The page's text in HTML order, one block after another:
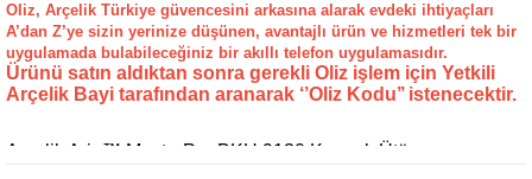
Oliz, Arçelik Türkiye güvencesini arkasına alarak evdeki ihtiyaçları
A’dan Z’ye sizin yerinize düşünen, avantajlı ürün ve hizmetleri tek bir
uygulamada bulabileceğiniz bir akıllı telefon uygulamasıdır.
Ürünü satın aldıktan sonra gerekli Oliz işlem için Yetkili
Arçelik Bayi tarafından aranarak ‘’Oliz Kodu’’ istenecektir.
Arçelik Aria™ MasterPro BKU 9130 Kazanlı Ütü